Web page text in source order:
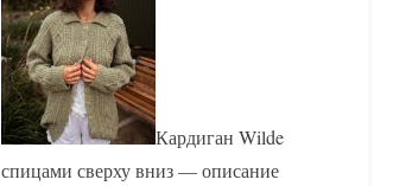
Кардиган Wilde
спицами сверху вниз — описание